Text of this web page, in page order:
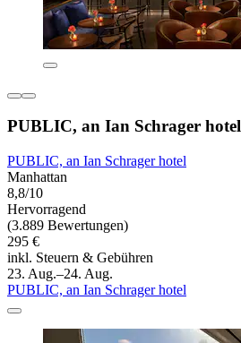
PUBLIC, an Ian Schrager hotel
PUBLIC, an Ian Schrager hotel
Manhattan
8,8/10
Hervorragend
(3.889 Bewertungen)
295 €
inkl. Steuern & Gebühren
23. Aug.–24. Aug.
PUBLIC, an Ian Schrager hotel